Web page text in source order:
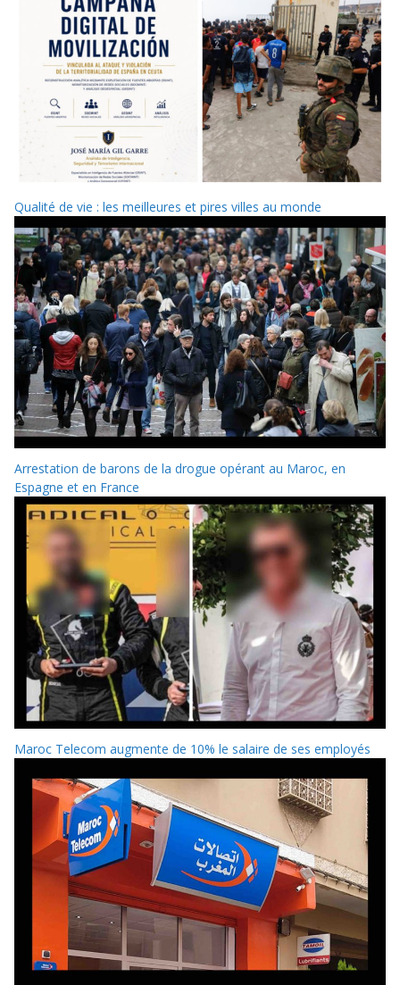
Qualité de vie : les meilleures et pires villes au monde
Arrestation de barons de la drogue opérant au Maroc, en
Espagne et en France
Maroc Telecom augmente de 10% le salaire de ses employés